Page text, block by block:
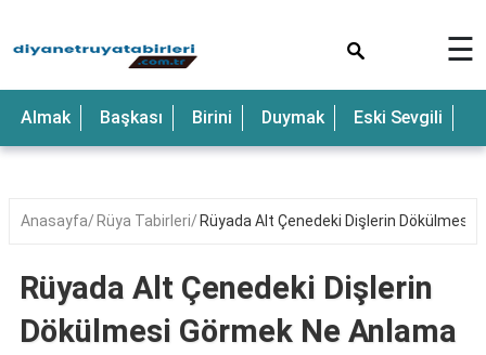
Anne
Bebek
Çocuk
Deniz
☰
Almak Başkası Birini Duymak Eski Sevgili
Anasayfa Rüya Tabirleri Rüyada Alt Çenedeki Dişlerin Dökülmesi
Rüyada Alt Çenedeki Dişlerin
Dökülmesi Görmek Ne Anlama